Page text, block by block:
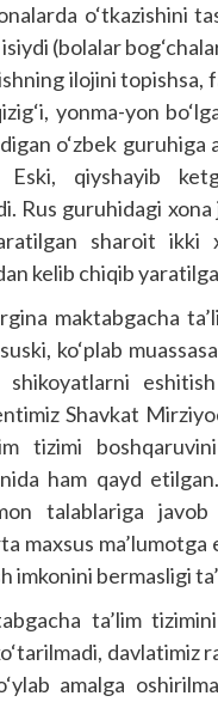
o‘tkazishini
(bolalar
ilojini
yonma-yon
o‘zbek
Eski, qiyshayib
Rus guruhidagi
sharoit ikki
kelib chiqib
maktabgacha
ko‘plab
Shavkat
tizimi
ham qayd
talablariga
maxsus
imkonini bermasligi
ta’lim
davlatimiz
amalga